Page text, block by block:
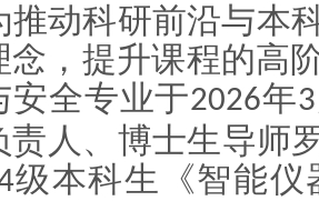
推动科研前沿与本
念，提升课程的高
安全专业于2026年3
责人、博士生导师
级本科生
《智能